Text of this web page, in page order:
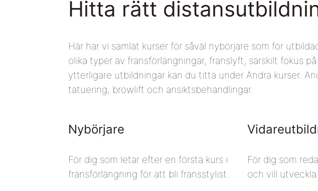
Hitta rätt
Här har vi samlat kurser för såväl nybörjare som för
olika typer av fransförlängningar, franslyft, särskilt fokus
ytterligare utbildningar kan du titta under Andra kurser.
tatuering, browlift och ansiktsbehandlingar.
Nybörjare
För dig som letar efter en första kurs i
fransförlängning för att bli fransstylist.
För dig som
och vill